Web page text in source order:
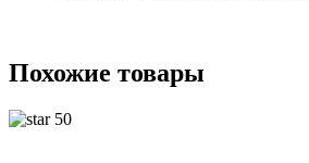
Похожие товары
50